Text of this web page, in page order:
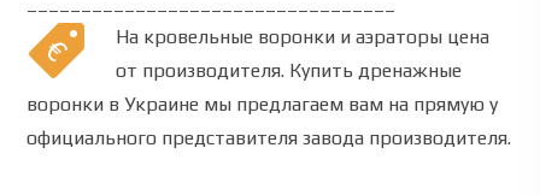
На кровельные воронки и аэраторы цена
от производителя. Купитьдренажные
воронки в Украине мы предлагаем вам на прямую у
официального представителя завода производителя.